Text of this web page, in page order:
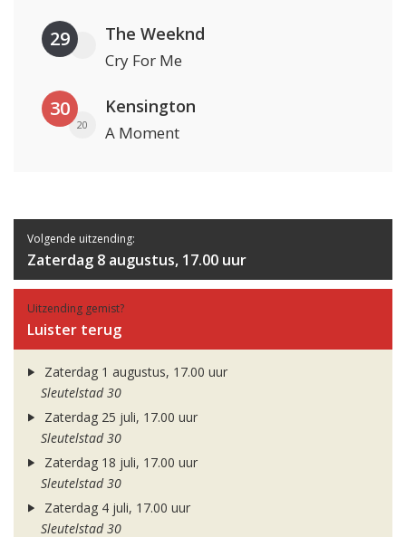
29 The Weeknd
Cry For Me
30
20
Kensington
A Moment
Volgende uitzending:
Zaterdag 8 augustus, 17.00 uur
Uitzending gemist?
Luister terug
Zaterdag 1 augustus, 17.00 uur
Sleutelstad 30
Zaterdag 25 juli, 17.00 uur
Sleutelstad 30
Zaterdag 18 juli, 17.00 uur
Sleutelstad 30
Zaterdag 4 juli, 17.00 uur
Sleutelstad 30